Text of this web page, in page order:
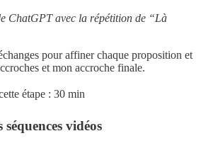
ChatGPT avec la répétition de “Là
pour affiner chaque proposition et
et mon accroche finale.
étape : 30 min
vidéos